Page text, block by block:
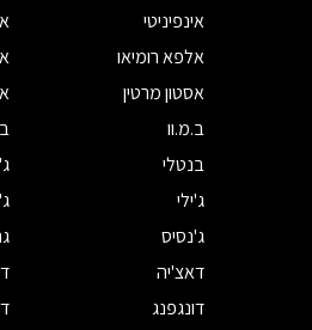
אינפיניטי
אלפא רומיאו
אסטון מרטין
ב.מ.וו
בנטלי
ג'ילי
ג'נסיס
דאצ'יה
דונגפנג